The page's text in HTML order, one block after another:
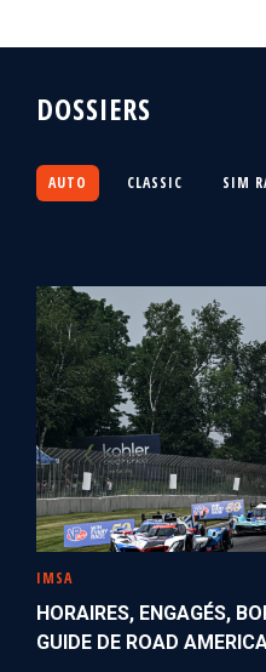
DOSSIERS
AUTO CLASSIC SIM
IMSA
HORAIRES, ENGAGÉS,
GUIDE DE ROAD